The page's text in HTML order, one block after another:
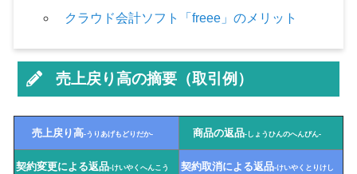
クラウド会計ソフト「freee」のメリット
売上戻り高の摘要（取引例）
売上戻り高-うりあげもどりだか- 商品の返品-しょうひんのへんぴん-
契約変更による返品-けいやくへんこう 契約取消による返品-けいやくとりけし